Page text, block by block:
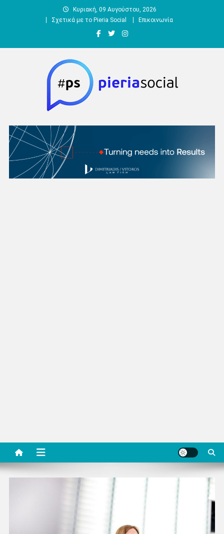
Κυριακή, 09 Αυγούστου, 2026
Σχετικά με το Pieria Social
Επικοινωνία
Pieria Social